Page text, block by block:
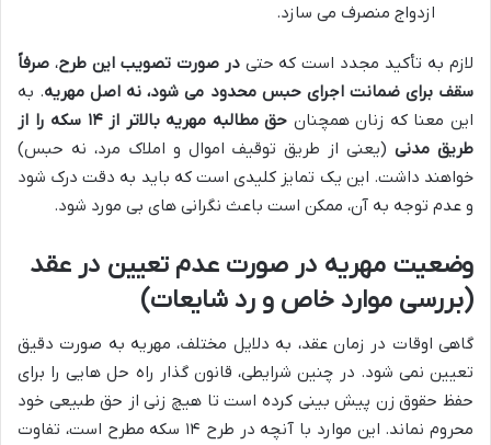
ازدواج منصرف می سازد.
لازم به تأکید مجدد است که حتیدر صورت تصویب این طرح، صرفاً
سقف برای ضمانت اجرای حبس محدود می شود، نه اصل مهریه. به
این معنا که زنان همچنان
حق مطالبه مهریه بالاتر از ۱۴ سکه را از
طریق مدنی(یعنی از طریق توقیف اموال و املاک مرد، نه حبس)
خواهند داشت. این یک تمایز کلیدی است که باید به دقت درک شود
و عدم توجه به آن، ممکن است باعث نگرانی های بی مورد شود.
وضعیت مهریه در صورت عدم تعیین در عقد
(بررسی موارد خاص و رد شایعات)
گاهی اوقات در زمان عقد، به دلایل مختلف، مهریه به صورت دقیق
تعیین نمی شود. در چنین شرایطی، قانون گذار راه حل هایی را برای
حفظ حقوق زن پیش بینی کرده است تا هیچ زنی از حق طبیعی خود
محروم نماند. این موارد با آنچه در طرح ۱۴ سکه مطرح است، تفاوت